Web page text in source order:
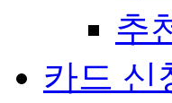
추
카드 신